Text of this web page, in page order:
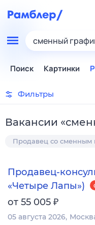
сменный
Поиск Картинки
Фильтры
Вакансии «
Продавец со сменным
Продавец-
«Четыре Лапы»)
от 55 005 ₽
05 августа 2026